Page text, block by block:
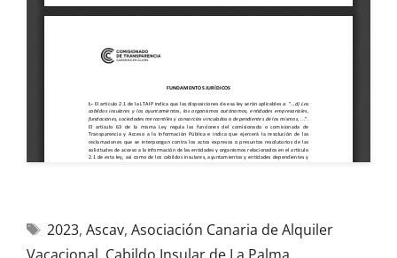
2023, Ascav, Asociación Canaria de Alquiler